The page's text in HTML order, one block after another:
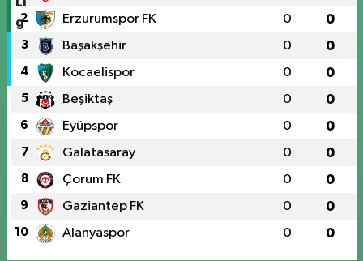
2 Erzurumspor FK 0 0
3 Başakşehir 0 0
4 Kocaelispor 0 0
5 Beşiktaş 0 0
6 Eyüpspor 0 0
7 Galatasaray 0 0
8 Çorum FK 0 0
9 Gaziantep FK 0 0
10 Alanyaspor 0 0